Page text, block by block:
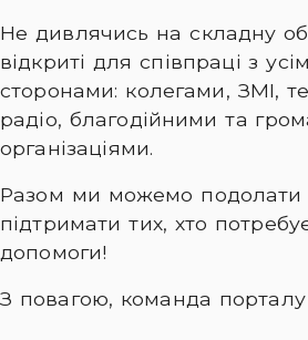
Не дивлячись на складну
відкриті для співпраці з
сторонами: колегами, ЗМІ,
радіо, благодійними та
організаціями.
Разом ми можемо подолати
підтримати тих, хто
допомоги!
З повагою, команда порталу